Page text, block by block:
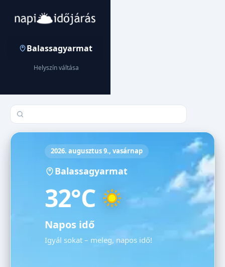
Balassagyarmat
Helyszín váltása
Település keresése
2026. augusztus 9., vasárnap
Balassagyarmat
32°C
Napos idő
Igyál sokat – meleg, napos idő!